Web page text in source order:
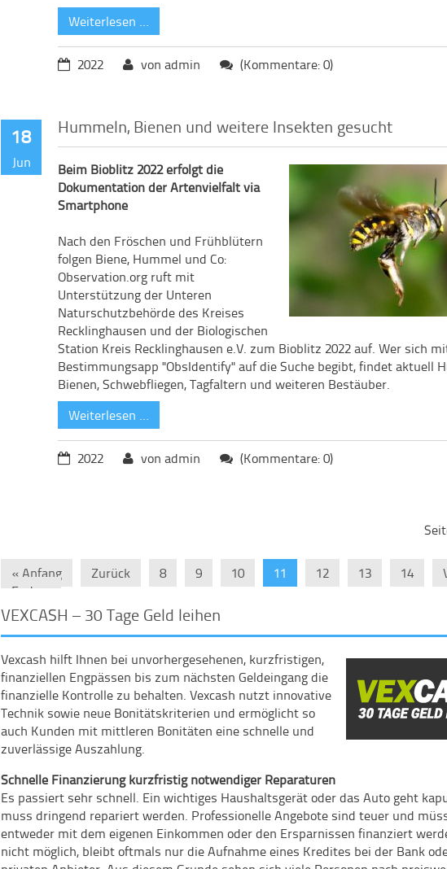
Weiterlesen …
2022 von admin (Kommentare: 0)
18
Jun
Hummeln, Bienen und weitere Insekten gesucht
Beim Bioblitz 2022 erfolgt die
Dokumentation der Artenvielfalt via
Smartphone
Nach den Fröschen und Frühblütern
folgen Biene, Hummel und Co:
Observation.org ruft mit
Unterstützung der Unteren
Naturschutzbehörde des Kreises
Recklinghausen und der Biologischen
Station Kreis Recklinghausen e.V. zum Bioblitz 2022 auf. Wer sich
Bestimmungsapp "ObsIdentify" auf die Suche begibt, findet aktuell
Bienen, Schwebfliegen, Tagfaltern und weiteren Bestäuber.
Weiterlesen …
2022 von admin (Kommentare: 0)
« Anfang Zurück 8 9 10 11 12 13 14
Ende »
VEXCASH – 30 Tage Geld leihen
Vexcash hilft Ihnen bei unvorhergesehenen, kurzfristigen,
finanziellen Engpässen bis zum nächsten Geldeingang die
finanzielle Kontrolle zu behalten. Vexcash nutzt innovative
Technik sowie neue Bonitätskriterien und ermöglicht so
auch Kunden mit mittleren Bonitäten eine schnelle und
zuverlässige Auszahlung.
Schnelle Finanzierung kurzfristig notwendiger Reparaturen
Es passiert sehr schnell. Ein wichtiges Haushaltsgerät oder das Auto geht
muss dringend repariert werden. Professionelle Angebote sind teuer und
entweder mit dem eigenen Einkommen oder den Ersparnissen finanziert
nicht möglich, bleibt oftmals nur die Aufnahme eines Kredites bei der Bank